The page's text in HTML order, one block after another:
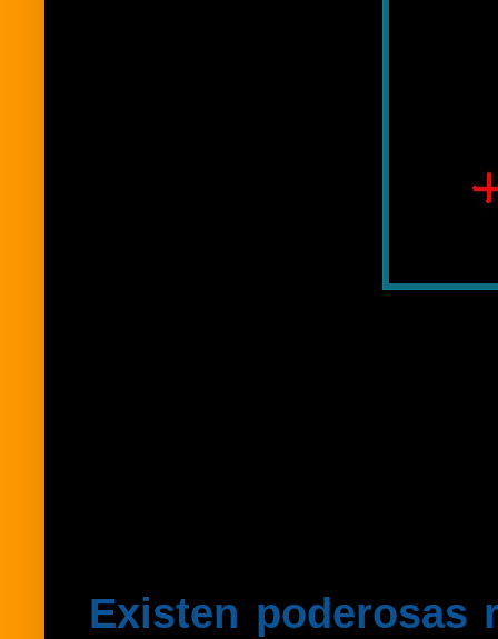
Existen poderosas